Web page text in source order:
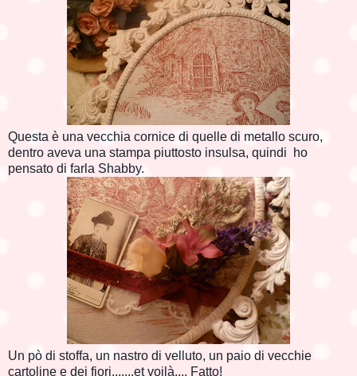
Questa è una vecchia cornice di quelle di metallo scuro,
dentro aveva una stampa piuttosto insulsa, quindi ho
pensato di farla Shabby.
Un pò di stoffa, un nastro di velluto, un paio di vecchie
cartoline e dei fiori.......et voilà.... Fatto!